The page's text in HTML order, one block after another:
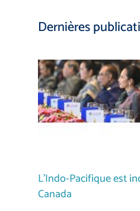
Dernières
L’Indo-Pacifique est
Canada